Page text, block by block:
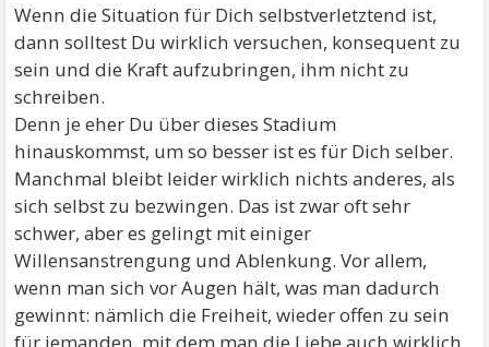
Wenn die Situation für Dich selbstverletztend ist,
dann solltest Du wirklich versuchen, konsequent zu
sein und die Kraft aufzubringen, ihm nicht zu
schreiben.
Denn je eher Du über dieses Stadium
hinauskommst, um so besser ist es für Dich selber.
Manchmal bleibt leider wirklich nichts anderes, als
sich selbst zu bezwingen. Das ist zwar oft sehr
schwer, aber es gelingt mit einiger
Willensanstrengung und Ablenkung. Vor allem,
wenn man sich vor Augen hält, was man dadurch
gewinnt: nämlich die Freiheit, wieder offen zu sein
für jemanden, mit dem man die Liebe auch wirklich